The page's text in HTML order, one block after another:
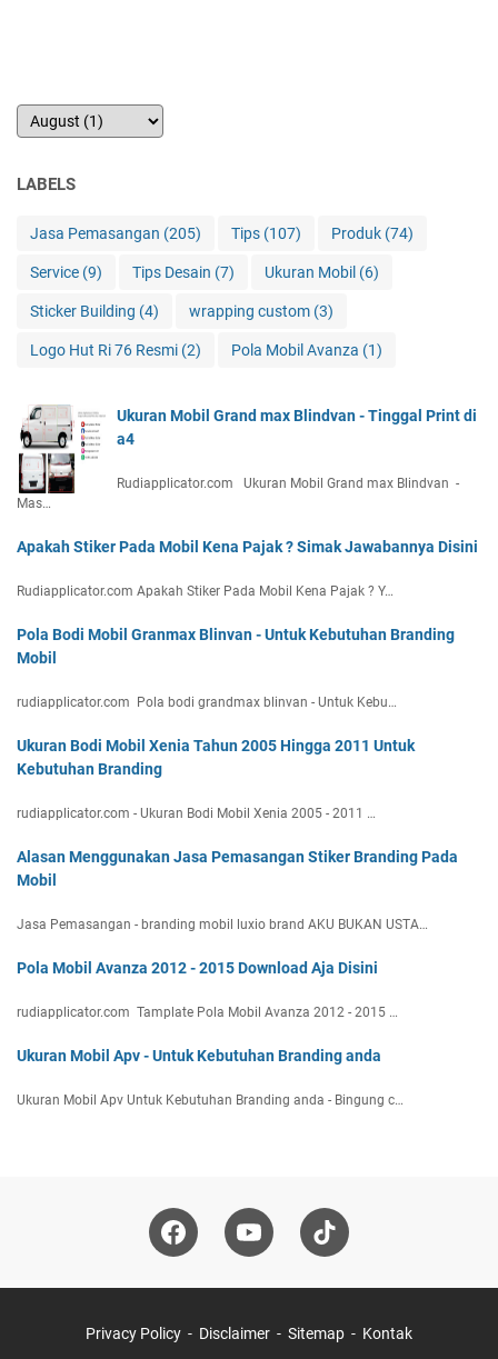
LABELS
Jasa Pemasangan (205) Tips (107) Produk (74)
Service (9) Tips Desain (7) Ukuran Mobil (6)
Sticker Building (4) wrapping custom (3)
Logo Hut Ri 76 Resmi (2) Pola Mobil Avanza (1)
Ukuran Mobil Grand max Blindvan - Tinggal Print di
a4
Rudiapplicator.com Ukuran Mobil Grand max Blindvan -
Mas…
Apakah Stiker Pada Mobil Kena Pajak ? Simak Jawabannya Disini
Rudiapplicator.com Apakah Stiker Pada Mobil Kena Pajak ? Y…
Pola Bodi Mobil Granmax Blinvan - Untuk Kebutuhan Branding
Mobil
rudiapplicator.com Pola bodi grandmax blinvan - Untuk Kebu…
Ukuran Bodi Mobil Xenia Tahun 2005 Hingga 2011 Untuk
Kebutuhan Branding
rudiapplicator.com - Ukuran Bodi Mobil Xenia 2005 - 2011 …
Alasan Menggunakan Jasa Pemasangan Stiker Branding Pada
Mobil
Jasa Pemasangan - branding mobil luxio brand AKU BUKAN USTA…
Pola Mobil Avanza 2012 - 2015 Download Aja Disini
rudiapplicator.com Tamplate Pola Mobil Avanza 2012 - 2015 …
Ukuran Mobil Apv - Untuk Kebutuhan Branding anda
Ukuran Mobil Apv Untuk Kebutuhan Branding anda - Bingung c…
Privacy Policy Disclaimer Sitemap Kontak